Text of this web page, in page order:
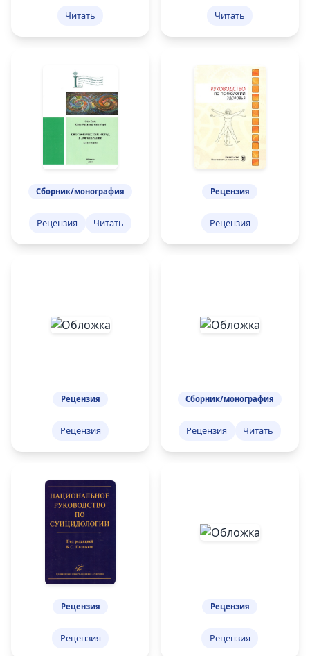
Читать Читать
Сборник/монография
Рецензия Читать
Рецензия
Рецензия
Рецензия
Рецензия
Сборник/монография
Рецензия Читать
Рецензия
Рецензия
Рецензия
Рецензия